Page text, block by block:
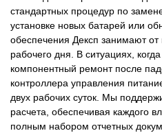
стандартных процедур по
установке новых батарей или
обеспечения Дексп занимают от
рабочего дня. В ситуациях,
компонентный ремонт после
контроллера управления
двух рабочих суток. Мы
расчета, обеспечивая каждого
полным набором отчетных